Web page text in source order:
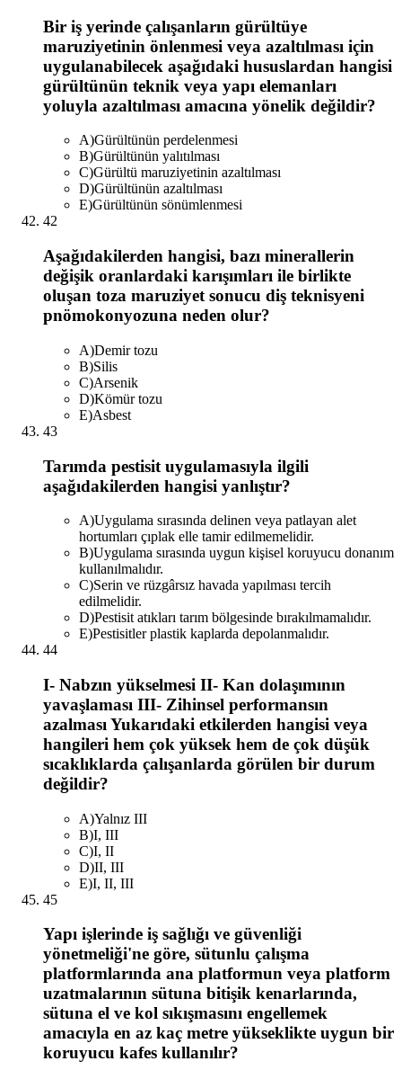
Bir iş yerinde çalışanların gürültüye
maruziyetinin önlenmesi veya azaltılması için
uygulanabilecek aşağıdaki hususlardan hangisi
gürültünün teknik veya yapı elemanları
yoluyla azaltılması amacına yönelik değildir?
A)Gürültünün perdelenmesi
B)Gürültünün yalıtılması
C)Gürültü maruziyetinin azaltılması
D)Gürültünün azaltılması
E)Gürültünün sönümlenmesi
42
Aşağıdakilerden hangisi, bazı minerallerin
değişik oranlardaki karışımları ile birlikte
oluşan toza maruziyet sonucu diş teknisyeni
pnömokonyozuna neden olur?
A)Demir tozu
B)Silis
C)Arsenik
D)Kömür tozu
E)Asbest
43
Tarımda pestisit uygulamasıyla ilgili
aşağıdakilerden hangisi yanlıştır?
A)Uygulama sırasında delinen veya patlayan alet
hortumları çıplak elle tamir edilmemelidir.
B)Uygulama sırasında uygun kişisel koruyucu donanım
kullanılmalıdır.
C)Serin ve rüzgârsız havada yapılması tercih
edilmelidir.
D)Pestisit atıkları tarım bölgesinde bırakılmamalıdır.
E)Pestisitler plastik kaplarda depolanmalıdır.
44
I- Nabzın yükselmesi II- Kan dolaşımının
yavaşlaması III- Zihinsel performansın
azalması Yukarıdaki etkilerden hangisi veya
hangileri hem çok yüksek hem de çok düşük
sıcaklıklarda çalışanlarda görülen bir durum
değildir?
A)Yalnız III
B)I, III
C)I, II
D)II, III
E)I, II, III
45
Yapı işlerinde iş sağlığı ve güvenliği
yönetmeliği'ne göre, sütunlu çalışma
platformlarında ana platformun veya platform
uzatmalarının sütuna bitişik kenarlarında,
sütuna el ve kol sıkışmasını engellemek
amacıyla en az kaç metre yükseklikte uygun bir
koruyucu kafes kullanılır?